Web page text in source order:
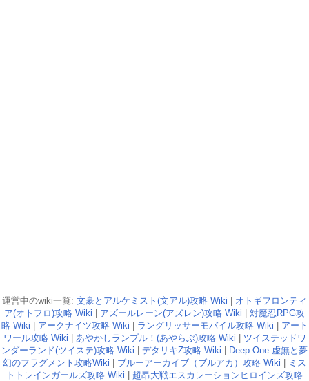
運営中のwiki一覧: 文豪とアルケミスト(文アル)攻略 Wiki
オトギフロンティ
ア(オトフロ)攻略 Wiki
アズールレーン(アズレン)攻略 Wiki
対魔忍RPG攻
略 Wiki
アークナイツ攻略 Wiki ラングリッサーモバイル攻略 Wiki
アート
ワール攻略 Wiki
あやかしランブル！(あやらぶ)攻略 Wiki
ツイステッドワ
ンダーランド(ツイステ)攻略 Wiki
デタリキZ攻略 Wiki
Deep One 虚無と夢
幻のフラグメント攻略Wiki
ブルーアーカイブ（ブルアカ）攻略 Wiki
ミス
トトレインガールズ攻略 Wiki
超昂大戦エスカレーションヒロインズ攻略